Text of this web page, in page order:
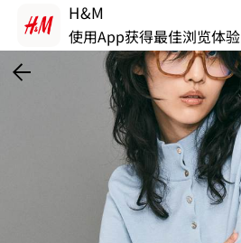
H&M
使用App获得最佳浏览体验